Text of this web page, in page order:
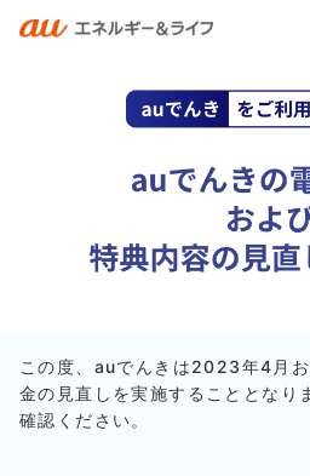
この度、auでんきは2023年4月
金の見直しを実施することとなり
確認ください。